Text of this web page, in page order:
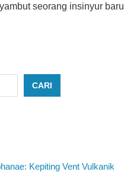
seorang insinyur baru
CARI
Kepiting Vent Vulkanik